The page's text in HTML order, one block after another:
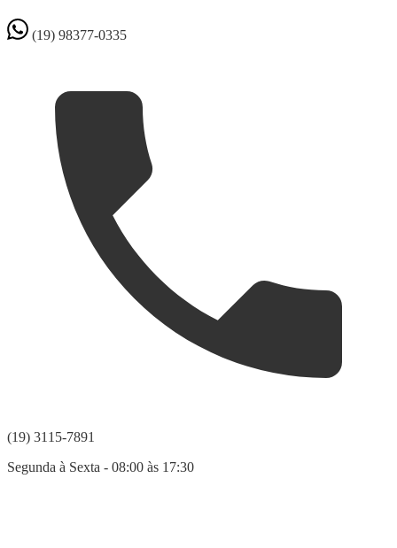
(19) 98377-0335
(19) 3115-7891
Segunda à Sexta - 08:00 às 17:30